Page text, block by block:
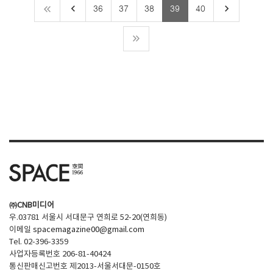
keyboard_arrow_left 36 37 38 39 40 keyboard_arrow_right
㈜CNB미디어
우.03781 서울시 서대문구 연희로 52-20(연희동)
이메일 spacemagazine00@gmail.com
Tel. 02-396-3359
사업자등록번호 206-81-40424
통신판매신고번호 제2013-서울서대문-0150호